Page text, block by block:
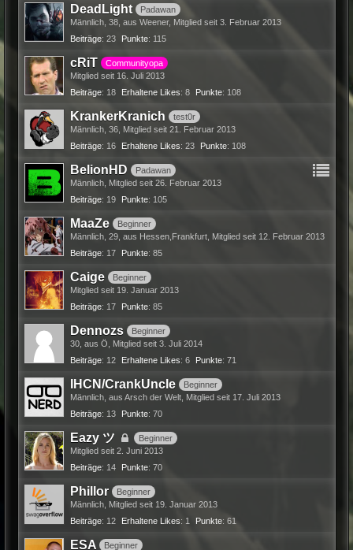
DeadLight
Padawan
Männlich 38 aus Weener Mitglied seit 3. Februar 2013
Beiträge 23 Punkte 115
cRiT
Communityopa
Mitglied seit 16. Juli 2013
Beiträge 18 Erhaltene Likes 8 Punkte 108
KrankerKranich
test0r
Männlich 36 Mitglied seit 21. Februar 2013
Beiträge 16 Erhaltene Likes 23 Punkte 108
BelionHD
Padawan
Männlich Mitglied seit 26. Februar 2013
Beiträge 19 Punkte 105
MaaZe
Beginner
Männlich 29 aus Hessen,Frankfurt Mitglied seit 12. Februar 2013
Beiträge 17 Punkte 85
Caige
Beginner
Mitglied seit 19. Januar 2013
Beiträge 17 Punkte 85
Dennozs
Beginner
30 aus Ö
Mitglied seit 3. Juli 2014
Beiträge 12 Erhaltene Likes 6 Punkte 71
IHCN/CrankUncle
Beginner
Männlich aus Arsch der Welt Mitglied seit 17. Juli 2013
Beiträge 13 Punkte 70
Eazy ツ
Beginner
Mitglied seit 2. Juni 2013
Beiträge 14 Punkte 70
Phillor
Beginner
Männlich Mitglied seit 19. Januar 2013
Beiträge 12 Erhaltene Likes 1 Punkte 61
ESA Beginner